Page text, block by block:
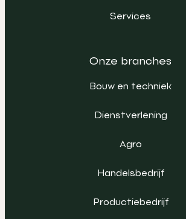
Services
Onze branches
Bouw en techniek
Dienstverlening
Agro
Handelsbedrijf
Productiebedrijf